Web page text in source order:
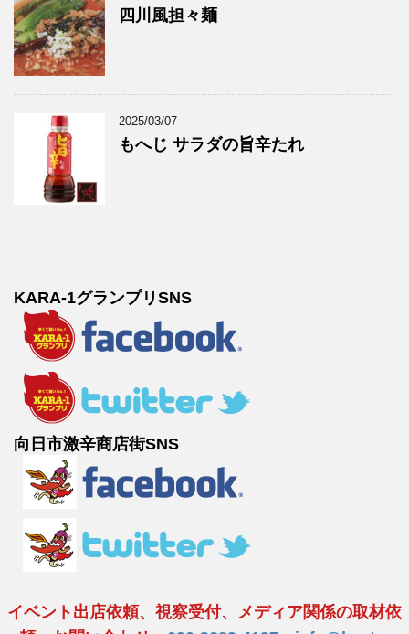
四川風担々麺
2025/03/07
もへじ サラダの旨辛たれ
KARA-1グランプリSNS
向日市激辛商店街SNS
イベント出店依頼、視察受付、メディア関係の取材依